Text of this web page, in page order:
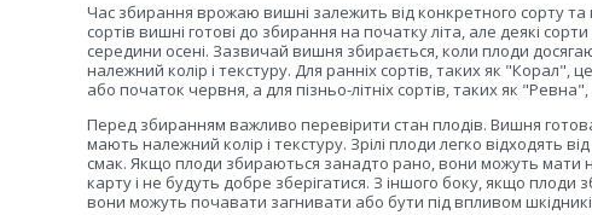
Час збирання врожаю вишні залежить від конкретного сорту та
сортів вишні готові до збирання на початку літа, але деякі
середини осені. Зазвичай вишня збирається, коли плоди
належний колір і текстуру. Для ранніх сортів, таких як "Корал",
або початок червня, а для пізньо-літніх сортів, таких як
Перед збиранням важливо перевірити стан плодів. Вишня
мають належний колір і текстуру. Зрілі плоди легко відходять
смак. Якщо плоди збираються занадто рано, вони можуть мати
карту і не будуть добре зберігатися. З іншого боку, якщо плоди
вони можуть почавати загнивати або бути під впливом